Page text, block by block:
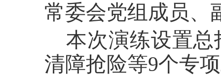
常委会党组成员、
本次演练设置
清障抢险等9个专